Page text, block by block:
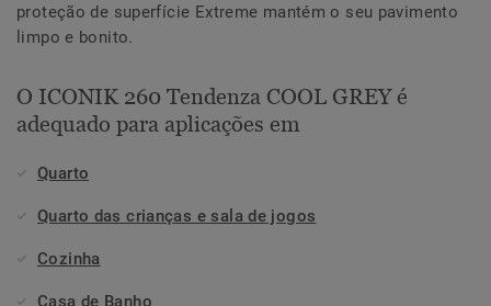
proteção de superfície Extreme mantém o seu pavimento
limpo e bonito.
O ICONIK 260 Tendenza COOL GREY é
adequado para aplicações em
Quarto
Quarto das crianças e sala de jogos
Cozinha
Casa de Banho